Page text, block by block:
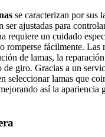
se caracterizan por sus
ser ajustadas para
requiere un cuidado
romperse fácilmente. Las
de lamas, la
de giro. Gracias a un
seleccionar lamas que
así la apariencia